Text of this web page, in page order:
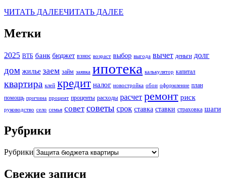
ЧИТАТЬ ДАЛЕЕЧИТАТЬ ДАЛЕЕ
Метки
2025 ВТБ банк бюджет взнос возраст выбор выгода вычет деньги долг
дом жилье заем займ заявка ипотека калькулятор капитал
квартира клей кредит налог новостройка обои оформление план
помощь причина процент проценты расходы расчет ремонт риск
руководство село семья совет советы срок ставка ставки страховка шаги
Рубрики
Рубрики
Свежие записи